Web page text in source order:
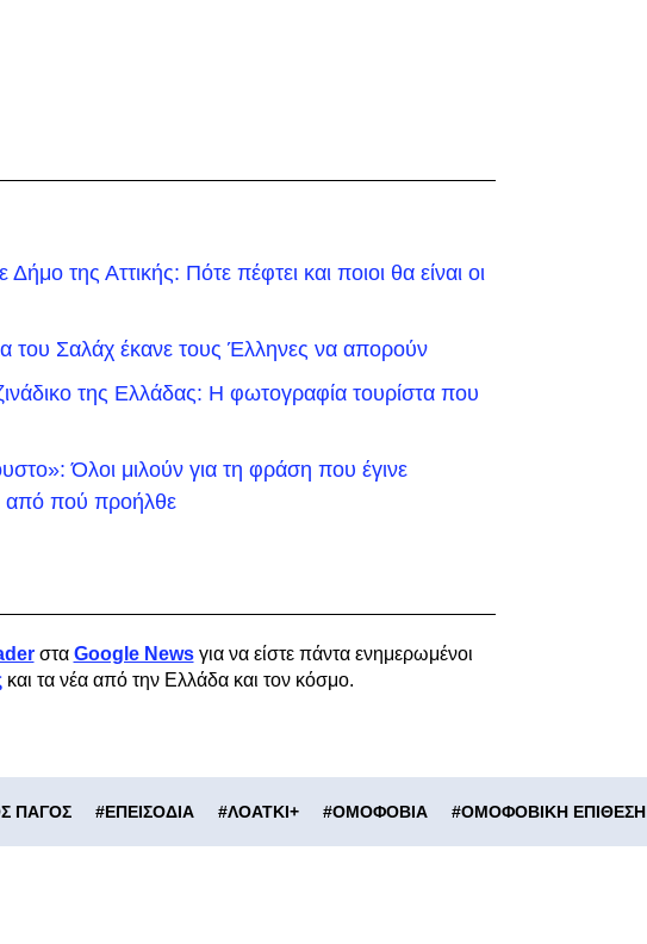
της Αττικής: Πότε πέφτει και ποιοι θα είναι οι
του Σαλάχ έκανε τους Έλληνες να απορούν
της Ελλάδας: Η φωτογραφία τουρίστα που
Όλοι μιλούν για τη φράση που έγινε
από πού προήλθε
στα Google Newsγια να είστε πάντα ενημερωμένοι
και τα νέα από την Ελλάδα και τον κόσμο.
ΠΑΓΟΣ #ΕΠΕΙΣΟΔΙΑ #ΛΟΑΤΚΙ+ #ΟΜΟΦΟΒΙΑ #ΟΜΟΦΟΒΙΚΗ ΕΠΙΘΕΣΗ